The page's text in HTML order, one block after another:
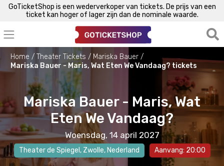
GoTicketShop is een wederverkoper van tickets. De prijs van een
ticket kan hoger of lager zijn dan de nominale waarde.
Home Theater Tickets
Mariska Bauer
Mariska Bauer - Maris, Wat Eten We Vandaag? tickets
Mariska Bauer - Maris, Wat
Eten We Vandaag?
Woensdag, 14 april 2027
Theater de Spiegel , Zwolle, Nederland Aanvang: 20:00